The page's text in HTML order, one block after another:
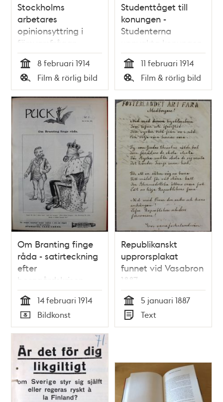
Stockholms
arbetares
opinionsyttring i
försvarsfrågan
Tid
8 februari 1914
Typ
Film & rörlig bild
Studenttåget till
konungen -
Studenterna
uppvakta konungen
den 11 februari 1914
Tid
11 februari 1914
Typ
Film & rörlig bild
Om Branting finge
råda - satirteckning
efter
borggårdskrisen
Tid
14 februari 1914
Typ
Bildkonst
Republikanskt
upprorsplakat
funnet vid Vasabron
1887
Tid
5 januari 1887
Typ
Text